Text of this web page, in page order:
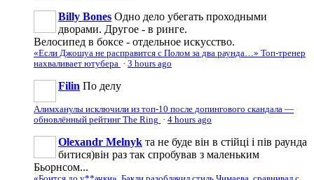
Billy Bones Одно дело убегать проходными
дворами. Другое - в ринге.
Велосипед в боксе - отдельное искусство.
«Если Джошуа не расправится с Полом за два раунда…» Топ-тренер
нахваливает ютубера · 3 hours ago
Filin По делу
Алимханулы исключили из топ-10 после допингового скандала —
обновлённый рейтинг The Ring · 4 hours ago
Olexandr Melnyk та не буде він в стійці і пів раунда
битися)він раз так спробував з маленьким
Бьорнсом...